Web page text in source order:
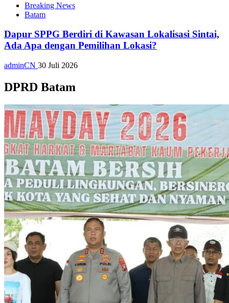
Breaking News
Batam
Dapur SPPG Berdiri di Kawasan Lokalisasi Sintai,
Ada Apa dengan Pemilihan Lokasi?
adminCN 30 Juli 2026
DPRD Batam